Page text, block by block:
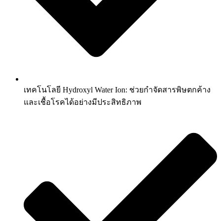
เทคโนโลยี Hydroxyl Water Ion: ช่วยกำจัดสารพิษตกค้าง
และเชื้อโรคได้อย่างมีประสิทธิภาพ